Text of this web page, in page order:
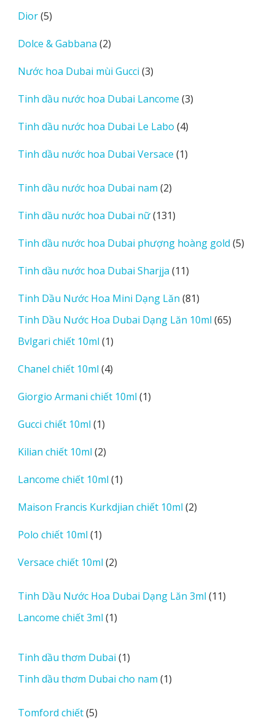
Dior 55
phẩm
Dolce & Gabbana 22
phẩm
Nước hoa Dubai mùi Gucci 33
phẩm
Tinh dầu nước hoa Dubai Lancome 33
Tinh dầu nước hoa Dubai Le Labo 44
phẩm
Tinh dầu nước hoa Dubai Versace 11
Tinh dầu nước hoa Dubai nam 22
phẩm
Tinh dầu nước hoa Dubai nữ 131131
phẩm
Tinh dầu nước hoa Dubai phượng hoàng gold 55
Tinh dầu nước hoa Dubai Sharjja 1111
phẩm
Tinh Dầu Nước Hoa Mini Dạng Lăn 8181
sản
phẩm
Tinh Dầu Nước Hoa Dubai Dạng Lăn 10ml 6565
Bvlgari chiết 10ml 11
phẩm
Chanel chiết 10ml 44
phẩm
Giorgio Armani chiết 10ml 11
Gucci chiết 10ml 11
phẩm
Kilian chiết 10ml 22
phẩm
Lancome chiết 10ml 11
phẩm
Maison Francis Kurkdjian chiết 10ml 22
Polo chiết 10ml 11
phẩm
Versace chiết 10ml 22
phẩm
Tinh Dầu Nước Hoa Dubai Dạng Lăn 3ml 1111
Lancome chiết 3ml 11
Tinh dầu thơm Dubai 11
phẩm
Tinh dầu thơm Dubai cho nam 11
Tomford chiết 55